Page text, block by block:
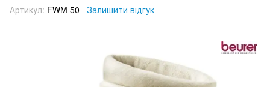
Артикул: FWM 50 Залишити відгук